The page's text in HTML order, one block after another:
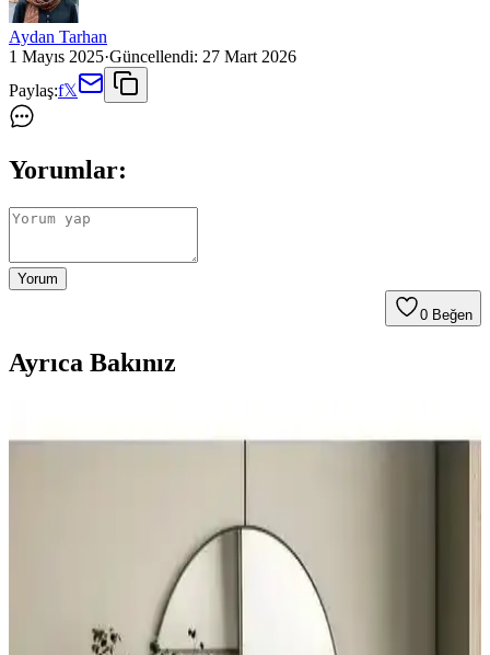
Aydan Tarhan
1 Mayıs 2025·Güncellendi: 27 Mart 2026
Paylaş:f𝕏
Yorumlar:
Yorum
0 Beğen
Ayrıca Bakınız
rahatlık katıyor. Uzun ömürlü ve kolay bakım özellikleriyle ideal bir
Kapitone Pike Takımı ile Yatak Odasında Şıklık ve
Konforun Birleşimi